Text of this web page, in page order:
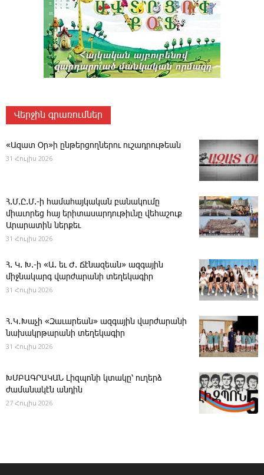
Վերջին գրառումներ
«Ազատ Օր»ի ընթերցողներու ուշադրութեան
31 Հուլիս 2026
Հ.Մ.Ը.Մ.-ի համահայկական բանակումը
միաւորեց հայ երիտասարդութիւնը վեհաշուք
Արարատին ներքեւ
31 Հուլիս 2026
Հ. Կ. Խ.-ի «Ա. եւ Ժ. ­Ճէնազեան» ազգային
միջնակարգ վարժարանի տեղեկագիր
31 Հուլիս 2026
Հ․Կ․Խաչի «Զաւարեան» ազգային վարժարանի
նախակրթարանի տեղեկագիր
31 Հուլիս 2026
ԽՄԲԱԳՐԱԿԱՆ ­Լիզպոնի կտակը՝ ուղերձ
ժամանակէն անդին
27 Հուլիս 2026